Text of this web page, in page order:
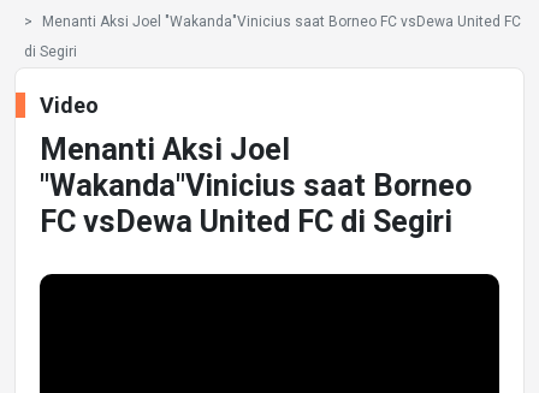
Menanti Aksi Joel "Wakanda"Vinicius saat Borneo FC vsDewa United FC
di Segiri
Video
Menanti Aksi Joel
"Wakanda"Vinicius saat Borneo
FC vsDewa United FC di Segiri